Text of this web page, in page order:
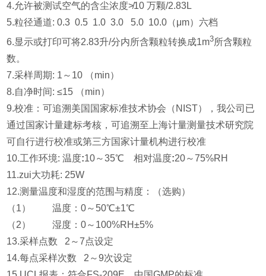
4.允许被测试空气的含尘浓度≯10 万颗/2.83L
5.粒径通道: 0.3 0.5 1.0 3.0 5.0 10.0（μm）六档
6.显示或打印可将2.83升/分内所含颗粒转换成1m3所含颗粒
数。
7.采样周期: 1～10 （min）
8.自净时间: ≤15 （min）
9.校准：可追溯美国国家标准技术协会（NIST），我公司已
通过国家计量建标考核，可追溯至上海计量测量技术研究院
可自行进行校准或第三方国家计量机构进行校准
10.工作环境: 温度:10～35℃ 相对温度:20～75%RH
11.zui大功耗: 25W
12.测量温度和湿度的范围与精度：（选购）
（1） 温度：0～50℃±1℃
（2） 湿度：0～100%RH±5%
13.采样点数 2～7点设定
14.每点采样次数 2～9次设定